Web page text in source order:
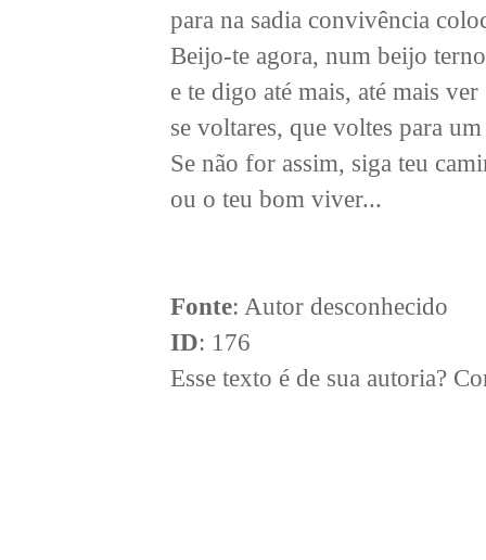
para na sadia convivência
Beijo-te agora, num beijo terno
e te digo até mais, até mais ver
se voltares, que voltes para
Se não for assim, siga teu
ou o teu bom viver...
Fonte: Autor desconhecido
ID: 176
Esse texto é de sua autoria?